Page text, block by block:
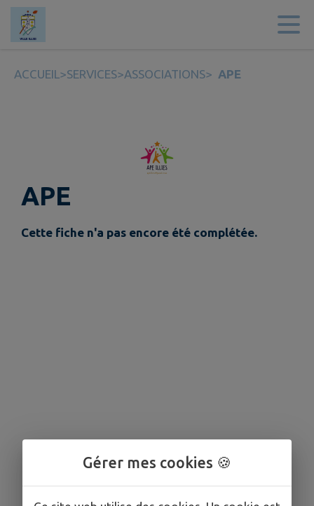
Contenu
ACCUEIL >SERVICES>ASSOCIATIONS> APE
APE
Cette fiche n'a pas encore été complétée.
Gérer mes cookies 🍪